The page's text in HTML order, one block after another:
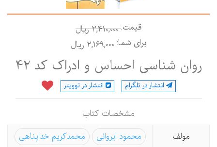
قیمت:2,410,000 ريال
برای شما:2,169,000 ريال
روان شناسی احساس و ادراک کد 42
انتشار در تلگرام انتشار در توویتر
مشخصات كتاب
مولف
محمود ایروانی
محمدکریم خداپناهی